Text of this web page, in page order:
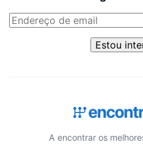
Estou
A encontrar os